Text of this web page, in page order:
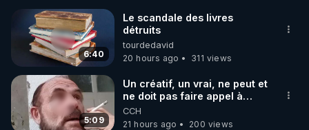
6:40
Le scandale des livres
détruits
tourdedavid
20 hours ago
311 views
5:09
Un créatif, un vrai, ne peut et
ne doit pas faire appel à
l'intelligence artificielle
CCH
21 hours ago
200 views